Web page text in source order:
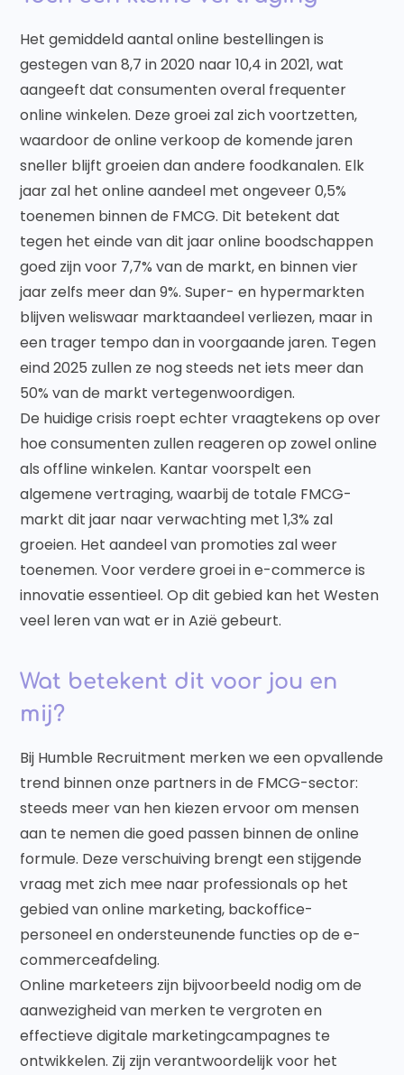
Het gemiddeld aantal online bestellingen is
gestegen van 8,7 in 2020 naar 10,4 in 2021, wat
aangeeft dat consumenten overal frequenter
online winkelen. Deze groei zal zich voortzetten,
waardoor de online verkoop de komende jaren
sneller blijft groeien dan andere foodkanalen. Elk
jaar zal het online aandeel met ongeveer 0,5%
toenemen binnen de FMCG. Dit betekent dat
tegen het einde van dit jaar online boodschappen
goed zijn voor 7,7% van de markt, en binnen vier
jaar zelfs meer dan 9%. Super- en hypermarkten
blijven weliswaar marktaandeel verliezen, maar in
een trager tempo dan in voorgaande jaren. Tegen
eind 2025 zullen ze nog steeds net iets meer dan
50% van de markt vertegenwoordigen.
De huidige crisis roept echter vraagtekens op over
hoe consumenten zullen reageren op zowel online
als offline winkelen. Kantar voorspelt een
algemene vertraging, waarbij de totale FMCG-
markt dit jaar naar verwachting met 1,3% zal
groeien. Het aandeel van promoties zal weer
toenemen. Voor verdere groei in e-commerce is
innovatie essentieel. Op dit gebied kan het Westen
veel leren van wat er in Azië gebeurt.
Wat betekent dit voor jou en
mij?
Bij Humble Recruitment merken we een opvallende
trend binnen onze partners in de FMCG-sector:
steeds meer van hen kiezen ervoor om mensen
aan te nemen die goed passen binnen de online
formule. Deze verschuiving brengt een stijgende
vraag met zich mee naar professionals op het
gebied van online marketing, backoffice-
personeel en ondersteunende functies op de e-
commerceafdeling.
Online marketeers zijn bijvoorbeeld nodig om de
aanwezigheid van merken te vergroten en
effectieve digitale marketingcampagnes te
ontwikkelen. Zij zijn verantwoordelijk voor het